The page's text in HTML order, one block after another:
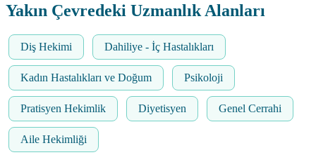
Yakın Çevredeki Uzmanlık Alanları
Diş Hekimi Dahiliye - İç Hastalıkları
Kadın Hastalıkları ve Doğum Psikoloji
Pratisyen Hekimlik Diyetisyen Genel Cerrahi
Aile Hekimliği